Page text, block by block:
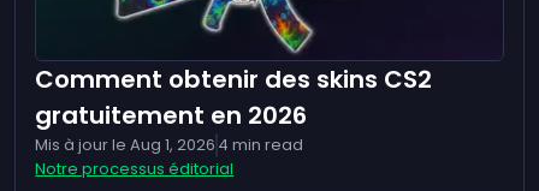
Comment obtenir des skins CS2
gratuitement en 2026
Mis à jour le Aug 1, 2026 4 min read
Notre processus éditorial